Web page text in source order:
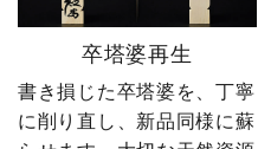
卒塔婆再生
書き損じた卒塔婆を、丁寧
に削り直し、新品同様に蘇